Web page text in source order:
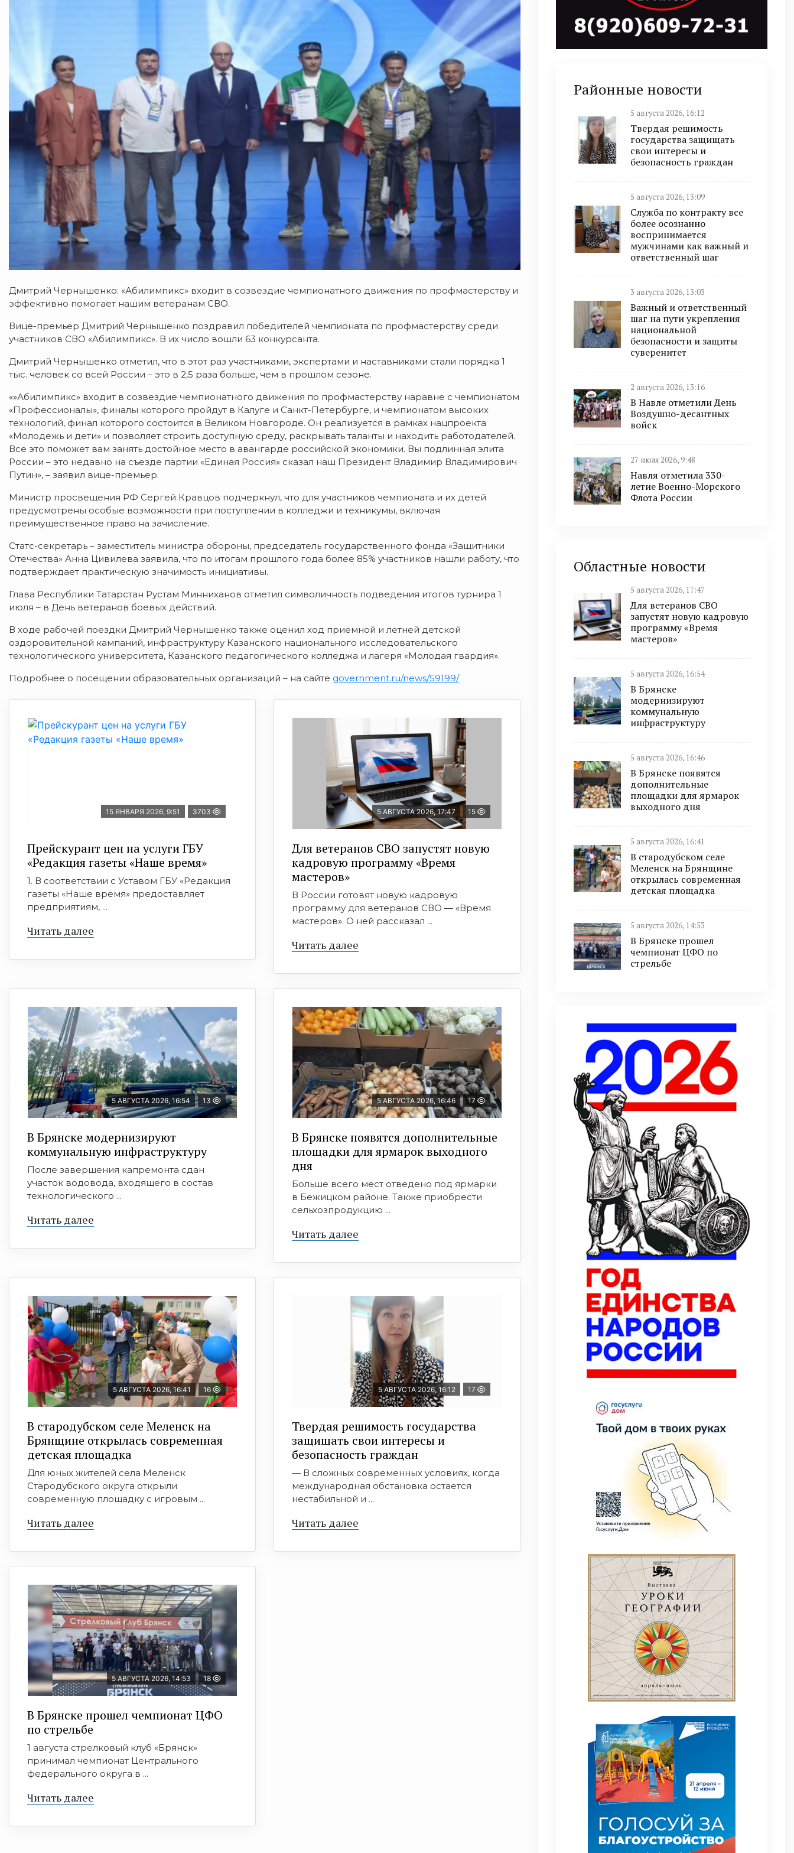
Дмитрий Чернышенко: «Абилимпикс» входит в созвездие чемпионатного движения по профмастерству и
эффективно помогает нашим ветеранам СВО.
Вице-премьер Дмитрий Чернышенко поздравил победителей чемпионата по профмастерству среди
участников СВО «Абилимпикс». В их число вошли 63 конкурсанта.
Дмитрий Чернышенко отметил, что в этот раз участниками, экспертами и наставниками стали порядка 1
тыс. человек со всей России – это в 2,5 раза больше, чем в прошлом сезоне.
«»Абилимпикс» входит в созвездие чемпионатного движения по профмастерству наравне с чемпионатом
«Профессионалы», финалы которого пройдут в Калуге и Санкт-Петербурге, и чемпионатом высоких
технологий, финал которого состоится в Великом Новгороде. Он реализуется в рамках нацпроекта
«Молодежь и дети» и позволяет строить доступную среду, раскрывать таланты и находить работодателей.
Все это поможет вам занять достойное место в авангарде российской экономики. Вы подлинная элита
России – это недавно на съезде партии «Единая Россия» сказал наш Президент Владимир Владимирович
Путин», – заявил вице-премьер.
‍Министр просвещения РФ Сергей Кравцов подчеркнул, что для участников чемпионата и их детей
предусмотрены особые возможности при поступлении в колледжи и техникумы, включая
преимущественное право на зачисление.
Статс-секретарь – заместитель министра обороны, председатель государственного фонда «Защитники
Отечества» Анна Цивилева заявила, что по итогам прошлого года более 85% участников нашли работу, что
подтверждает практическую значимость инициативы.
Глава Республики Татарстан Рустам Минниханов отметил символичность подведения итогов турнира 1
июля – в День ветеранов боевых действий.
В ходе рабочей поездки Дмитрий Чернышенко также оценил ход приемной и летней детской
оздоровительной кампаний, инфраструктуру Казанского национального исследовательского
технологического университета, Казанского педагогического колледжа и лагеря «Молодая гвардия».
Подробнее о посещении образовательных организаций – на сайте government.ru/news/59199/
15 ЯНВАРЯ 2026, 9:51 3703
Прейскурант цен на услуги ГБУ
«Редакция газеты «Наше время»
1. В соответствии с Уставом ГБУ «Редакция
газеты «Наше время» предоставляет
предприятиям, ...
Читать далее
5 АВГУСТА 2026, 17:47 15
Для ветеранов СВО запустят новую
кадровую программу «Время
мастеров»
В России готовят новую кадровую
программу для ветеранов СВО — «Время
мастеров». О ней рассказал ...
Читать далее
5 АВГУСТА 2026, 16:54 13
В Брянске модернизируют
коммунальную инфраструктуру
После завершения капремонта сдан
участок водовода, входящего в состав
технологического ...
Читать далее
5 АВГУСТА 2026, 16:46 17
В Брянске появятся дополнительные
площадки для ярмарок выходного
дня
Больше всего мест отведено под ярмарки
в Бежицком районе. Также приобрести
сельхозпродукцию ...
Читать далее
5 АВГУСТА 2026, 16:41 16
В стародубском селе Меленск на
Брянщине открылась современная
детская площадка
Для юных жителей села Меленск
Стародубского округа открыли
современную площадку с игровым ...
Читать далее
5 АВГУСТА 2026, 16:12 17
Твердая решимость государства
защищать свои интересы и
безопасность граждан
— В сложных современных условиях, когда
международная обстановка остается
нестабильной и ...
Читать далее
5 АВГУСТА 2026, 14:53 18
В Брянске прошел чемпионат ЦФО
по стрельбе
1 августа стрелковый клуб «Брянск»
принимал чемпионат Центрального
федерального округа в ...
Читать далее
Районные новости
5 августа 2026, 16:12
Твердая решимость
государства защищать
свои интересы и
безопасность граждан
5 августа 2026, 13:09
Служба по контракту все
более осознанно
воспринимается
мужчинами как важный и
ответственный шаг
3 августа 2026, 13:03
Важный и ответственный
шаг на пути укрепления
национальной
безопасности и защиты
суверенитет
2 августа 2026, 13:16
В Навле отметили День
Воздушно-десантных
войск
27 июля 2026, 9:48
Навля отметила 330-
летие Военно-Морского
Флота России
Областные новости
5 августа 2026, 17:47
Для ветеранов СВО
запустят новую кадровую
программу «Время
мастеров»
5 августа 2026, 16:54
В Брянске
модернизируют
коммунальную
инфраструктуру
5 августа 2026, 16:46
В Брянске появятся
дополнительные
площадки для ярмарок
выходного дня
5 августа 2026, 16:41
В стародубском селе
Меленск на Брянщине
открылась современная
детская площадка
5 августа 2026, 14:53
В Брянске прошел
чемпионат ЦФО по
стрельбе